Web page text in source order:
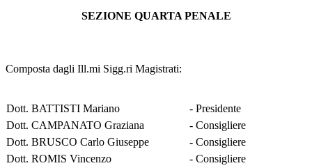
SEZIONE QUARTA PENALE
Composta dagli Ill.mi Sigg.ri Magistrati:
Dott. BATTISTI Mariano
Dott. CAMPANATO Graziana
Dott. BRUSCO Carlo Giuseppe
Dott. ROMIS Vincenzo
- Presidente
- Consigliere
- Consigliere
- Consigliere